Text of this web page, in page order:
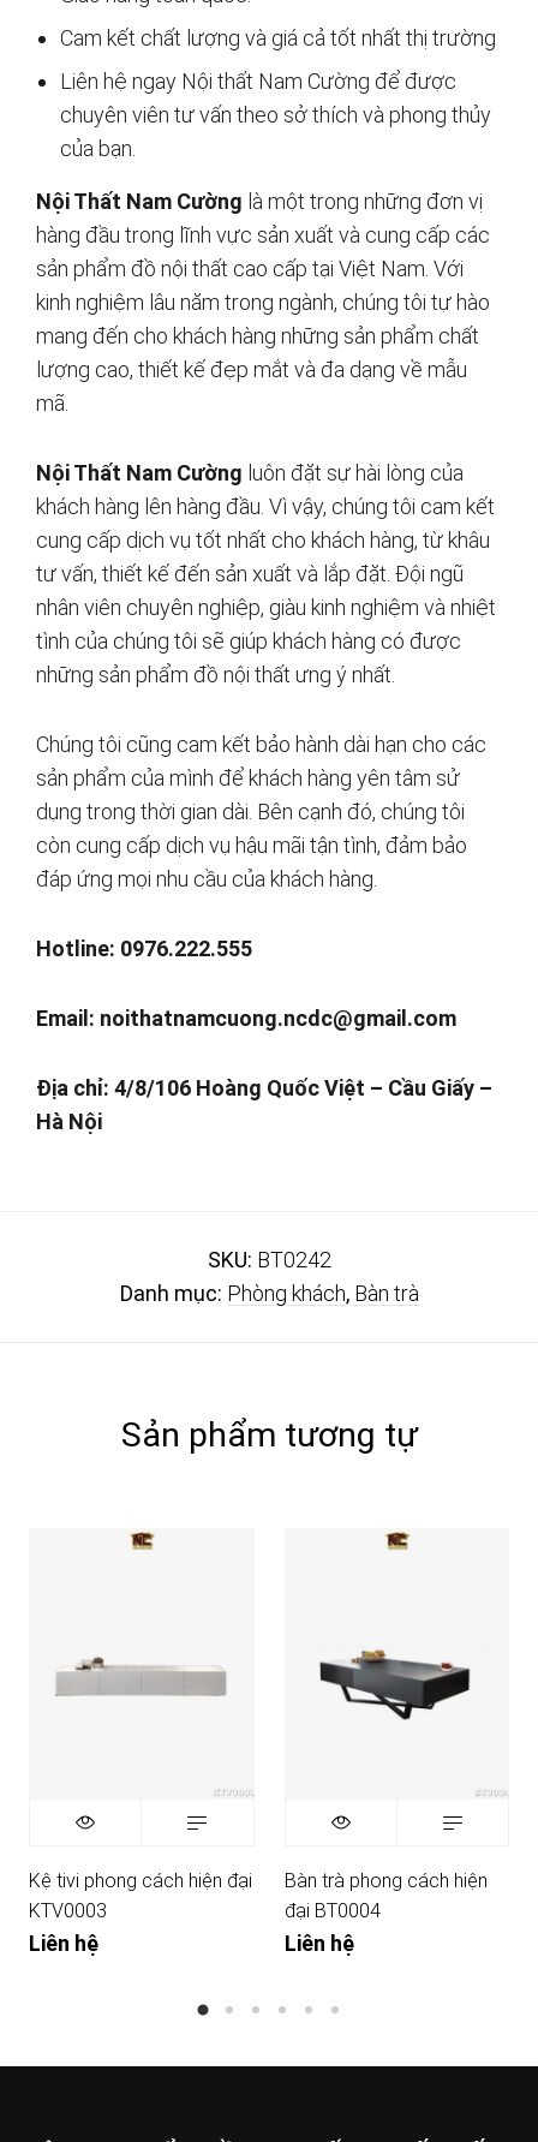
Cam kết chất lượng và giá cả tốt nhất thị trường
Liên hệ ngay Nội thất Nam Cường để được
chuyên viên tư vấn theo sở thích và phong thủy
của bạn.
Nội Thất Nam Cường là một trong những đơn vị
hàng đầu trong lĩnh vực sản xuất và cung cấp các
sản phẩm đồ nội thất cao cấp tại Việt Nam. Với
kinh nghiệm lâu năm trong ngành, chúng tôi tự hào
mang đến cho khách hàng những sản phẩm chất
lượng cao, thiết kế đẹp mắt và đa dạng về mẫu
mã.
Nội Thất Nam Cường luôn đặt sự hài lòng của
khách hàng lên hàng đầu. Vì vậy, chúng tôi cam kết
cung cấp dịch vụ tốt nhất cho khách hàng, từ khâu
tư vấn, thiết kế đến sản xuất và lắp đặt. Đội ngũ
nhân viên chuyên nghiệp, giàu kinh nghiệm và nhiệt
tình của chúng tôi sẽ giúp khách hàng có được
những sản phẩm đồ nội thất ưng ý nhất.
Chúng tôi cũng cam kết bảo hành dài hạn cho các
sản phẩm của mình để khách hàng yên tâm sử
dụng trong thời gian dài. Bên cạnh đó, chúng tôi
còn cung cấp dịch vụ hậu mãi tận tình, đảm bảo
đáp ứng mọi nhu cầu của khách hàng.
Hotline: 0976.222.555
Email: noithatnamcuong.ncdc@gmail.com
Địa chỉ: 4/8/106 Hoàng Quốc Việt – Cầu Giấy –
Hà Nội
SKU: BT0242
Danh mục: Phòng khách, Bàn trà
Sản phẩm tương tự
Kệ tivi phong cách hiện đại
KTV0003
Liên hệ
Bàn trà phong cách hiện
đại BT0004
Liên hệ